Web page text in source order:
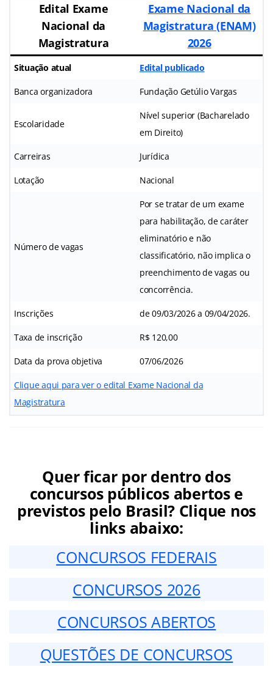
Edital Exame
Nacional da
Magistratura
Exame Nacional da
Magistratura (ENAM)
2026
Situação atual Edital publicado
Banca organizadora Fundação Getúlio Vargas
Escolaridade
Nível superior (Bacharelado
em Direito)
Carreiras Jurídica
Lotação Nacional
Número de vagas
Por se tratar de um exame
para habilitação, de caráter
eliminatório e não
classificatório, não implica o
preenchimento de vagas ou
concorrência.
Inscrições de 09/03/2026 a 09/04/2026.
Taxa de inscrição R$ 120,00
Data da prova objetiva 07/06/2026
Clique aqui para ver o edital Exame Nacional da
Magistratura
Quer ficar por dentro dos
concursos públicos abertos e
previstos pelo Brasil? Clique nos
links abaixo:
CONCURSOS FEDERAIS
CONCURSOS 2026
CONCURSOS ABERTOS
QUESTÕES DE CONCURSOS